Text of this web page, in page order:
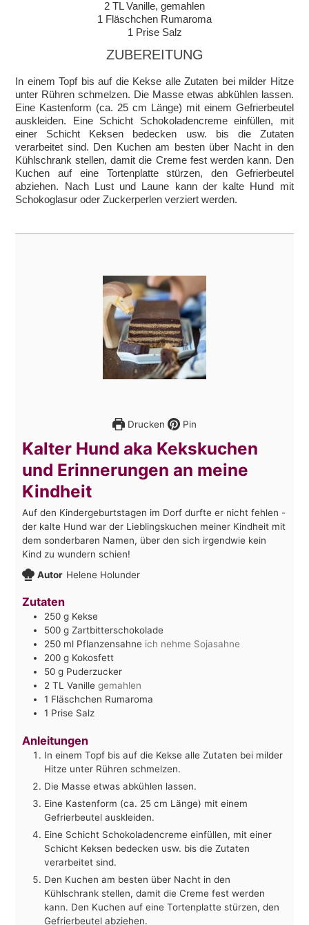
2 TL Vanille, gemahlen
1 Fläschchen Rumaroma
1 Prise Salz
ZUBEREITUNG
In einem Topf bis auf die Kekse alle Zutaten bei milder Hitze
unter Rühren schmelzen. Die Masse etwas abkühlen lassen.
Eine Kastenform (ca. 25 cm Länge) mit einem Gefrierbeutel
auskleiden. Eine Schicht Schokoladencreme einfüllen, mit
einer Schicht Keksen bedecken usw. bis die Zutaten
verarbeitet sind. Den Kuchen am besten über Nacht in den
Kühlschrank stellen, damit die Creme fest werden kann. Den
Kuchen auf eine Tortenplatte stürzen, den Gefrierbeutel
abziehen. Nach Lust und Laune kann der kalte Hund mit
Schokoglasur oder Zuckerperlen verziert werden.
Drucken Pin
Kalter Hund aka Kekskuchen
und Erinnerungen an meine
Kindheit
Auf den Kindergeburtstagen im Dorf durfte er nicht fehlen -
der kalte Hund war der Lieblingskuchen meiner Kindheit mit
dem sonderbaren Namen, über den sich irgendwie kein
Kind zu wundern schien!
Autor Helene Holunder
Zutaten
250 g Kekse
500 g Zartbitterschokolade
250 ml Pflanzensahne ich nehme Sojasahne
200 g Kokosfett
50 g Puderzucker
2 TL Vanille gemahlen
1 Fläschchen Rumaroma
1 Prise Salz
Anleitungen
In einem Topf bis auf die Kekse alle Zutaten bei milder
Hitze unter Rühren schmelzen.
Die Masse etwas abkühlen lassen.
Eine Kastenform (ca. 25 cm Länge) mit einem
Gefrierbeutel auskleiden.
Eine Schicht Schokoladencreme einfüllen, mit einer
Schicht Keksen bedecken usw. bis die Zutaten
verarbeitet sind.
Den Kuchen am besten über Nacht in den
Kühlschrank stellen, damit die Creme fest werden
kann. Den Kuchen auf eine Tortenplatte stürzen, den
Gefrierbeutel abziehen.